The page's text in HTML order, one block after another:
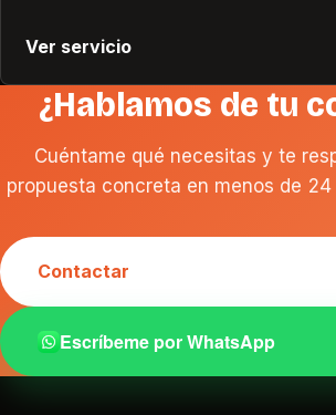
Ver servicio
¿Hablamos de tu
Cuéntame qué necesitas y te
propuesta concreta en menos de 24
Contactar
Escríbeme por WhatsApp